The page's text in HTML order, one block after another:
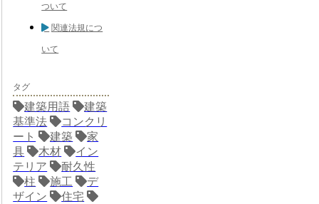
ついて
関連法規につ
いて
タグ
建築用語
建築
基準法
コンクリ
ート
建築
家
具
木材
イン
テリア
耐久性
柱
施工
デ
ザイン
住宅